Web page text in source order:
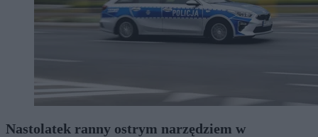
Nastolatek ranny ostrym narzędziem w